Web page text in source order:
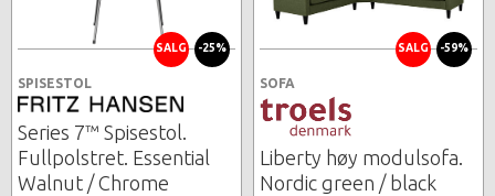
SALG -25%
SPISESTOL
Series 7™ Spisestol.
Fullpolstret. Essential
Walnut / Chrome
SALG -59%
SOFA
Liberty høy modulsofa.
Nordic green / black